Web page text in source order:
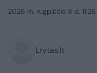
2026 m. rugpjūčio 8 d. 11:26
Lrytas.lt